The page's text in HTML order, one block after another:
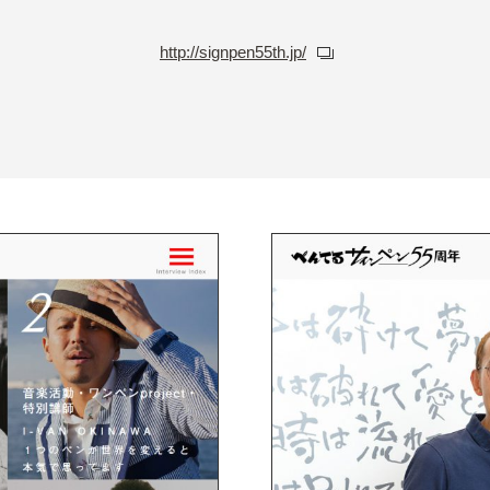
http://signpen55th.jp/